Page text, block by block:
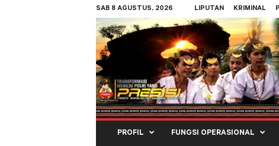
SAB 8 AGUSTUS, 2026 LIPUTAN KRIMINAL
Polres
Kepulauan
PROFIL FUNGSI OPERASIONAL